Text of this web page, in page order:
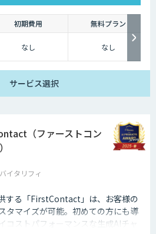
初期費用
無料プラン
なし なし
サービス選択
（ファーストコン
イタリフィ
する「FirstContact」は、お客様の
タマイズが可能。初めての方にも導
コストパフォーマンスな生成AIチャ